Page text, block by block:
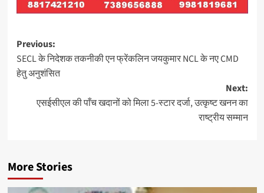
Post
navigation
Previous:
SECL के निदेशक तकनीकी एन फ्रेंकलिन जयकुमार NCL के नए CMD
हेतु अनुशंसित
Next:
एसईसीएल की पाँच खदानों को मिला 5-स्टार दर्जा, उत्कृष्ट खनन का
राष्ट्रीय सम्मान
More Stories